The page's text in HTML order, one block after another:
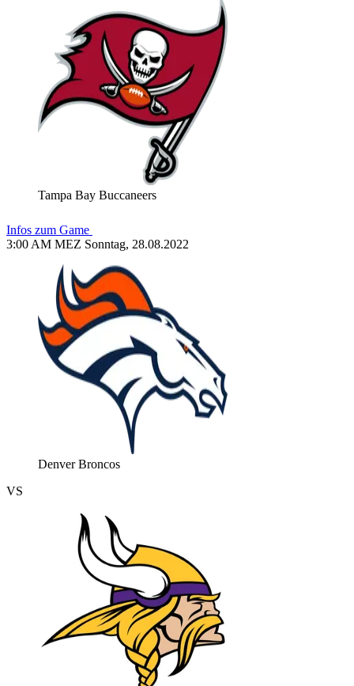
Tampa Bay Buccaneers
Infos zum Game
3:00 AM MEZ Sonntag, 28.08.2022
Denver Broncos
VS